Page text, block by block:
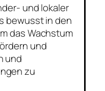
und lokaler
bewusst in den
das Wachstum
und
und
zu